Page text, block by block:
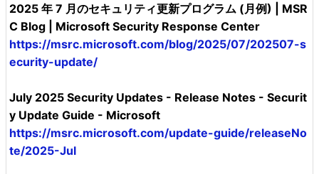
2025 年 7 月のセキュリティ更新プログラム (月例) | MSR
C Blog | Microsoft Security Response Center
https://msrc.microsoft.com/blog/2025/07/202507-s
ecurity-update/
July 2025 Security Updates - Release Notes - Securit
y Update Guide - Microsoft
https://msrc.microsoft.com/update-guide/releaseNo
te/2025-Jul